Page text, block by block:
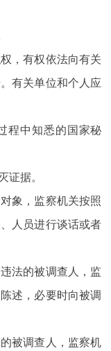
，有权依法向有关
有关单位和个人应
程中知悉的国家秘
证据。
象，监察机关按照
人员进行谈话或者
法的被调查人，监
述，必要时向被调
被调查人，监察机